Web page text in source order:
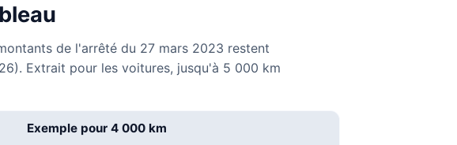
de l'arrêté du 27 mars 2023 restent
Extrait pour les voitures, jusqu'à 5 000 km
Exemple pour 4 000 km